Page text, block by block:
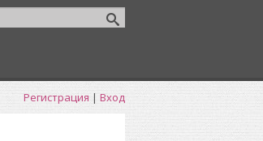
Регистрация | Вход